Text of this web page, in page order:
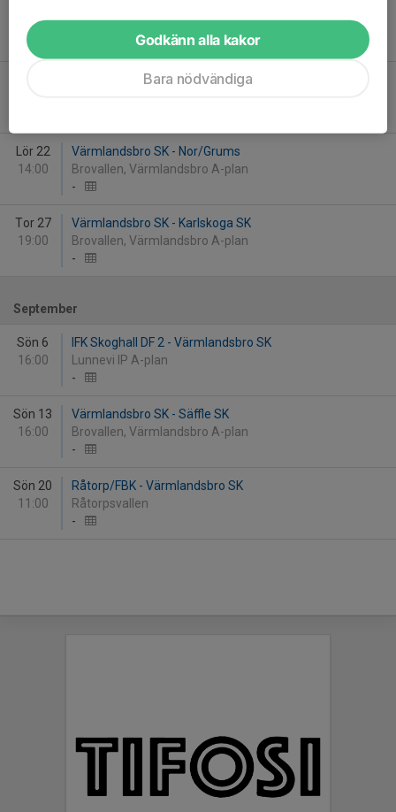
16:00
Säffle SK - Värmlandsbro SK
Lör 22
14:00
Värmlandsbro SK - Nor/Grums
Brovallen, Värmlandsbro A-plan
-
Tor 27
19:00
Värmlandsbro SK - Karlskoga SK
Brovallen, Värmlandsbro A-plan
-
September
Sön 6
16:00
IFK Skoghall DF 2 - Värmlandsbro SK
Lunnevi IP A-plan
-
Sön 13
16:00
Värmlandsbro SK - Säffle SK
Brovallen, Värmlandsbro A-plan
-
Sön 20
11:00
Råtorp/FBK - Värmlandsbro SK
Råtorpsvallen
-
Godkänn alla kakor
Bara nödvändiga